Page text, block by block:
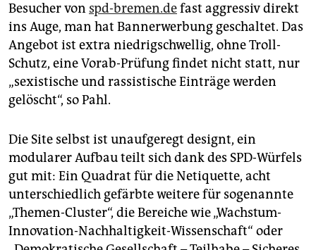
Besucher von spd-bremen.defast aggressiv direkt
ins Auge, man hat Bannerwerbung geschaltet. Das
Angebot ist extra niedrigschwellig, ohne Troll-
Schutz, eine Vorab-Prüfung findet nicht statt, nur
„sexistische und rassistische Einträge werden
gelöscht“, so Pahl.
Die Site selbst ist unaufgeregt designt, ein
modularer Aufbau teilt sich dank des SPD-Würfels
gut mit: Ein Quadrat für die Netiquette, acht
unterschiedlich gefärbte weitere für sogenannte
„Themen-Cluster“, die Bereiche wie „Wachstum-
Innovation-Nachhaltigkeit-Wissenschaft“ oder